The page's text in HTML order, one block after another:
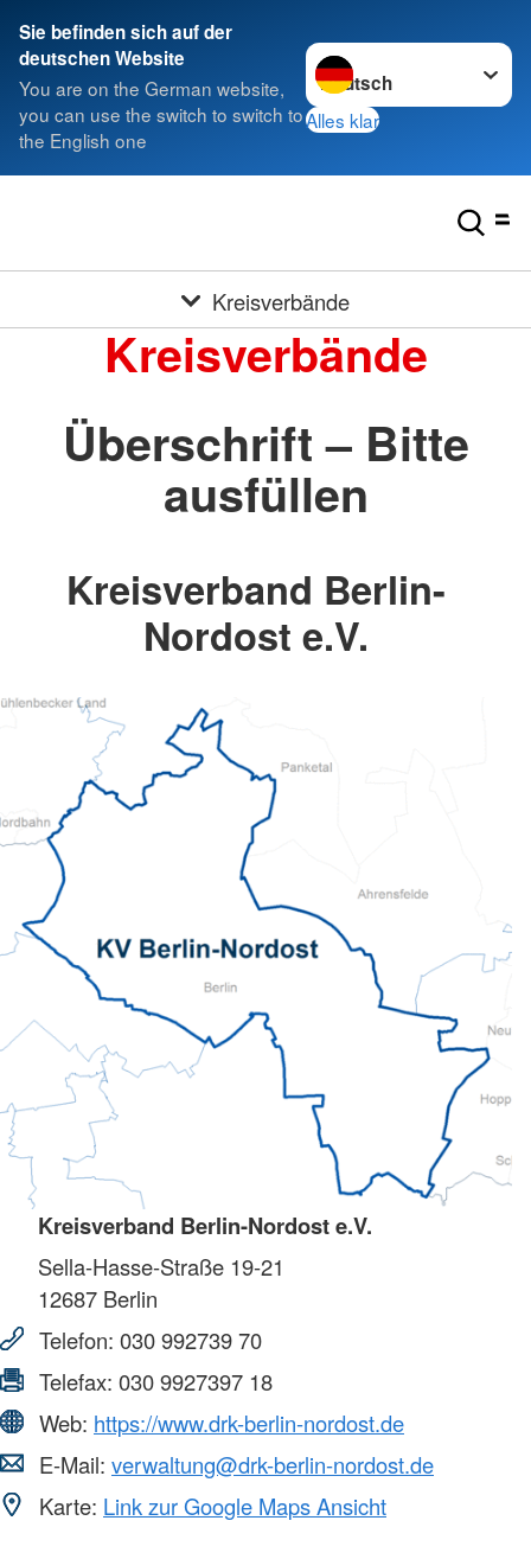
Sie befinden sich auf der
deutschen Website
You are on the German website,
you can use the switch to switch to
the English one
Sprache wechseln zu
Alles klar
Kreisverbände
Kreisverbände
Überschrift – Bitte
ausfüllen
Kreisverband Berlin-
Nordost e.V.
Kreisverband Berlin-Nordost e.V.
Sella-Hasse-Straße 19-21
12687 Berlin
Telefon: 030 992739 70
Telefax: 030 9927397 18
Web: https://www.drk-berlin-nordost.de
E-Mail: verwaltung@drk-berlin-nordost.de
Karte: Link zur Google Maps Ansicht